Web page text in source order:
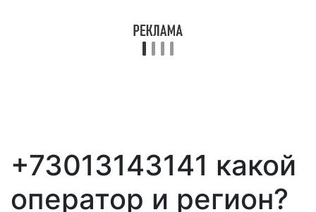
+73013143141 какой
оператор и регион?